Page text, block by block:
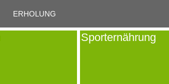
ERHOLUNG
Sporternährung